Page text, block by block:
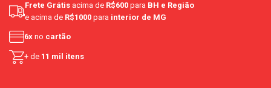
Frete Grátis acima de R$600 para BH e Região
e acima de R$1000 para interior de MG
6x no cartão
+ de 11 mil itens